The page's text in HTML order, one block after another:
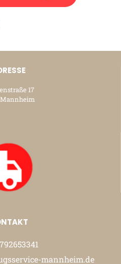
17
Mannheim
mannheim.de